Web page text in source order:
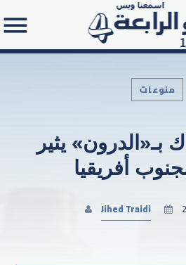
Search in the
منوعات
بـ«الدرون» يثير
أفريقيا
Jihed Traidi